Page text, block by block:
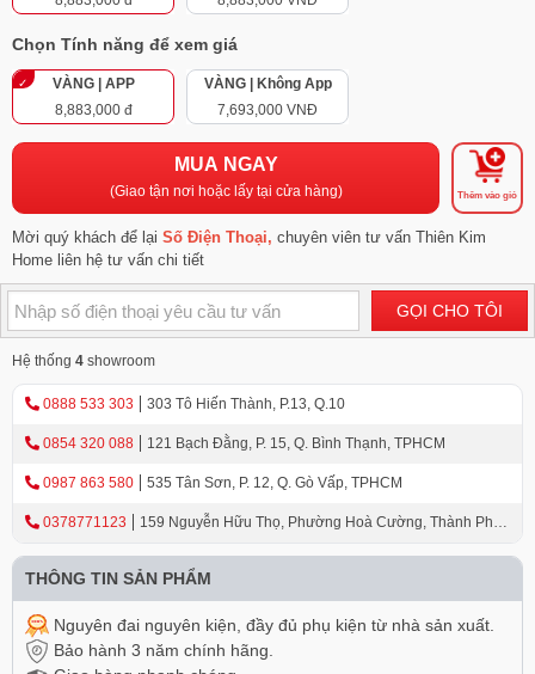
Chọn Tính năng để xem giá
VÀNG | APP
8,883,000 đ
VÀNG | Không App
7,693,000 VNĐ
MUA NGAY
(Giao tận nơi hoặc lấy tại cửa hàng) Thêm vào giỏ
Mời quý khách để lại Số Điện Thoại, chuyên viên tư vấn Thiên Kim
Home liên hệ tư vấn chi tiết
GỌI CHO TÔI
Hệ thống 4 showroom
0888 533 303 303 Tô Hiến Thành, P.13, Q.10
0854 320 088 121 Bạch Đằng, P. 15, Q. Bình Thạnh, TPHCM
0987 863 580 535 Tân Sơn, P. 12, Q. Gò Vấp, TPHCM
0378771123
159 Nguyễn Hữu Thọ, Phường Hoà Cường, Thành Phố
THÔNG TIN SẢN PHẨM
Nguyên đai nguyên kiện, đầy đủ phụ kiện từ nhà sản xuất.
Bảo hành 3 năm chính hãng.